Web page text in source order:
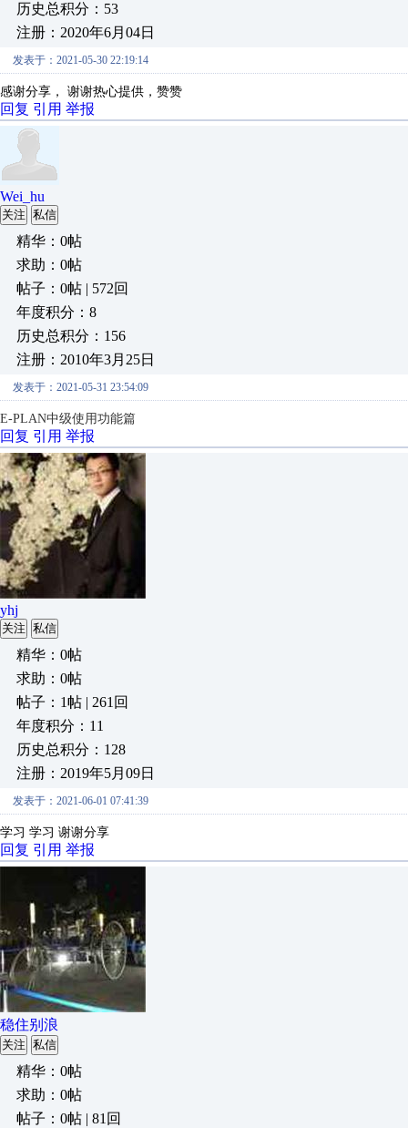
历史总积分：53
注册：2020年6月04日
发表于：2021-05-30 22:19:14
感谢分享 ， 谢谢热心提供，赞赞
回复 引用 举报
Wei_hu
关注 私信
精华：0帖
求助：0帖
帖子：0帖 | 572回
年度积分：8
历史总积分：156
注册：2010年3月25日
发表于：2021-05-31 23:54:09
E-PLAN中级使用功能篇
回复 引用 举报
yhj
关注 私信
精华：0帖
求助：0帖
帖子：1帖 | 261回
年度积分：11
历史总积分：128
注册：2019年5月09日
发表于：2021-06-01 07:41:39
学习 学习 谢谢分享
回复 引用 举报
稳住别浪
关注 私信
精华：0帖
求助：0帖
帖子：0帖 | 81回